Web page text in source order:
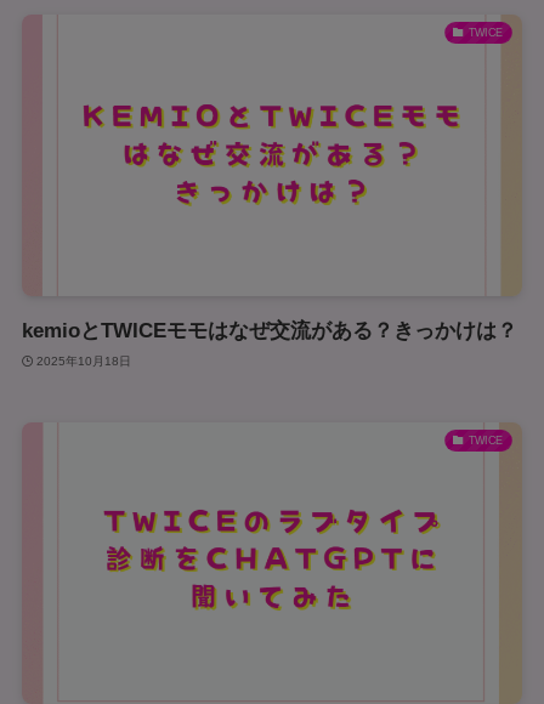
TWICE
kemioとTWICEモモはなぜ交流がある？きっかけは？
2025年10月18日
TWICE